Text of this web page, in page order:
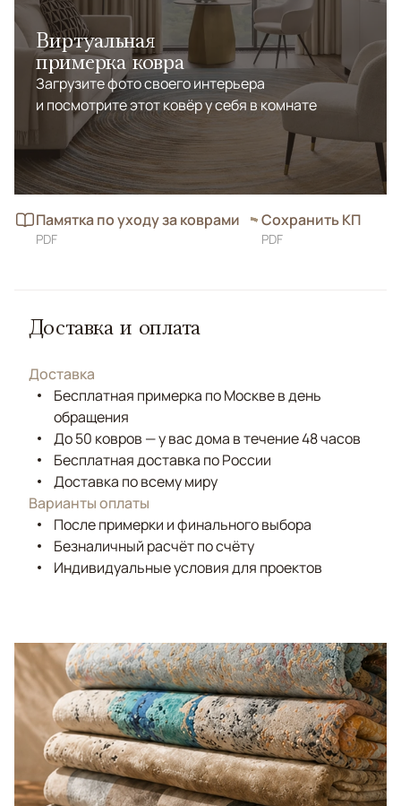
Виртуальная
примерка ковра
Загрузите фото своего интерьера
и посмотрите этот ковёр у себя в комнате
Памятка по уходу за коврами
PDF
Сохранить КП
PDF
Доставка и оплата
Доставка
Бесплатная примерка по Москве в день
обращения
До 50 ковров — у вас дома в течение 48 часов
Бесплатная доставка по России
Доставка по всему миру
Варианты оплаты
После примерки и финального выбора
Безналичный расчёт по счёту
Индивидуальные условия для проектов